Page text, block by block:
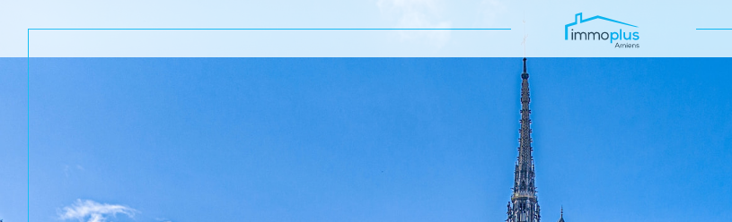
Estimer
Voir les214annonces